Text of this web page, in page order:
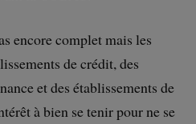
encore complet mais les
de crédit, des
et des établissements de
à bien se tenir pour ne se